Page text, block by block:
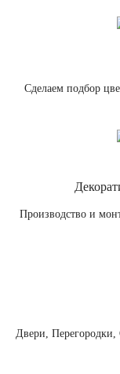
Сделаем подбор
Производство и
Двери, Перегородки,